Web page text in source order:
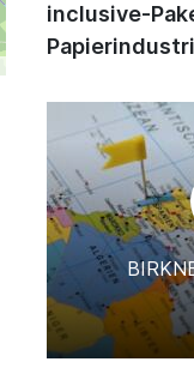
inclusive-